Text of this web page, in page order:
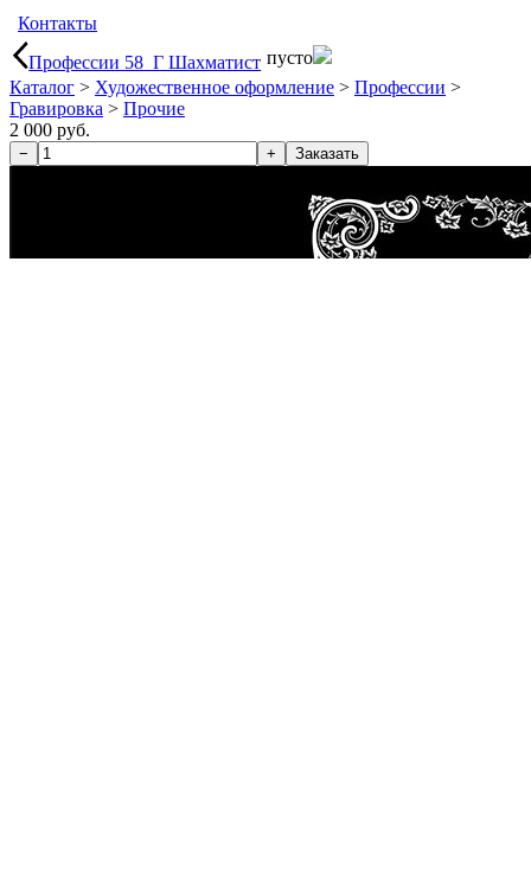
Контакты
Профессии 58_Г Шахматист пусто
Каталог > Художественное оформление > Профессии >
Гравировка > Прочие
2 000 руб.